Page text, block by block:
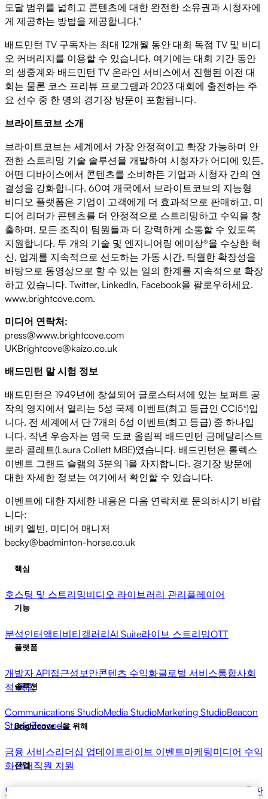
도달 범위를 넓히고 콘텐츠에 대한 완전한 소유권과 시청자에
게 제공하는 방법을 제공합니다."
배드민턴 TV 구독자는 최대 12개월 동안 대회 독점 TV 및 비디
오 커버리지를 이용할 수 있습니다. 여기에는 대회 기간 동안
의 생중계와 배드민턴 TV 온라인 서비스에서 진행된 이전 대
회는 물론 코스 프리뷰 프로그램과 2023 대회에 출전하는 주
요 선수 중 한 명의 경기장 방문이 포함됩니다.
브라이트코브 소개
브라이트코브는 세계에서 가장 안정적이고 확장 가능하며 안
전한 스트리밍 기술 솔루션을 개발하여 시청자가 어디에 있든,
어떤 디바이스에서 콘텐츠를 소비하든 기업과 시청자 간의 연
결성을 강화합니다. 60여 개국에서 브라이트코브의 지능형
비디오 플랫폼은 기업이 고객에게 더 효과적으로 판매하고, 미
디어 리더가 콘텐츠를 더 안정적으로 스트리밍하고 수익을 창
출하며, 모든 조직이 팀원들과 더 강력하게 소통할 수 있도록
지원합니다. 두 개의 기술 및 엔지니어링 에미상®을 수상한 혁
신, 업계를 지속적으로 선도하는 가동 시간, 탁월한 확장성을
바탕으로 동영상으로 할 수 있는 일의 한계를 지속적으로 확장
하고 있습니다. Twitter, LinkedIn, Facebook을 팔로우하세요.
www.brightcove.com.
미디어 연락처:
press@www.brightcove.com
UKBrightcove@kaizo.co.uk
배드민턴 말 시험 정보
배드민턴은 1949년에 창설되어 글로스터셔에 있는 보퍼트 공
작의 영지에서 열리는 5성 국제 이벤트(최고 등급인 CCI5*)입
니다. 전 세계에서 단 7개의 5성 이벤트(최고 등급) 중 하나입
니다. 작년 우승자는 영국 도쿄 올림픽 배드민턴 금메달리스트
로라 콜레트(Laura Collett MBE)였습니다. 배드민턴은 롤렉스
이벤트 그랜드 슬램의 3분의 1을 차지합니다. 경기장 방문에
대한 자세한 정보는 여기에서 확인할 수 있습니다.
이벤트에 대한 자세한 내용은 다음 연락처로 문의하시기 바랍
니다:
베키 엘빈, 미디어 매니저
becky@badminton-horse.co.uk
핵심
호스팅 및 스트리밍비디오 라이브러리 관리플레이어
기능
분석인터액티비티갤러리AI Suite라이브 스트리밍OTT
플랫폼
개발자 API접근성보안콘텐츠 수익화글로벌 서비스통합사회
적 통합
솔루션
Communications StudioMedia StudioMarketing StudioBeacon
StudioZencoder
Brightcove ~을 위해
금융 서비스리더십 업데이트라이브 이벤트마케팅미디어 수익
화판매직원 지원
산업
방송사의료 및 제약미디어 엔터테인먼트미디어 네트워크출판